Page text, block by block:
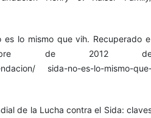
es lo mismo que vih. Recuperado
de 2012
sida-no-es-lo-mismo-
de la Lucha contra el Sida: